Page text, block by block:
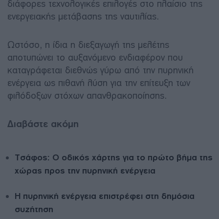
διάφορες τεχνολογικές επιλογές στο πλαίσιο της
ενεργειακής μετάβασης της ναυτιλίας.
Ωστόσο, η ίδια η διεξαγωγή της μελέτης
αποτυπώνει το αυξανόμενο ενδιαφέρον που
καταγράφεται διεθνώς γύρω από την πυρηνική
ενέργεια ως πιθανή λύση για την επίτευξη των
φιλόδοξων στόχων απανθρακοποίησης.
Διαβάστε ακόμη
Τσάφος: Ο οδικός χάρτης για το πρώτο βήμα της
χώρας προς την πυρηνική ενέργεια
Η πυρηνική ενέργεια επιστρέφει στη δημόσια
συζήτηση